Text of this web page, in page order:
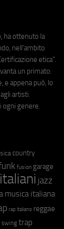
ha ottenuto la
nell'ambito
etica".
un primato:
e appena può, lo
artisti.
ogni genere.
country
fusion garage
italiani jazz
musica italiana
rap italiano reggae
swing trap